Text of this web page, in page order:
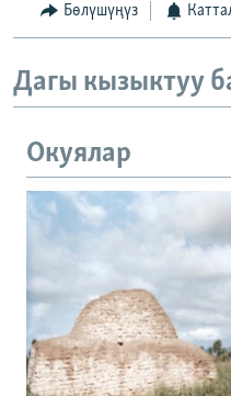
Бөлүшүңүз
Дагы кызыктуу
Окуялар